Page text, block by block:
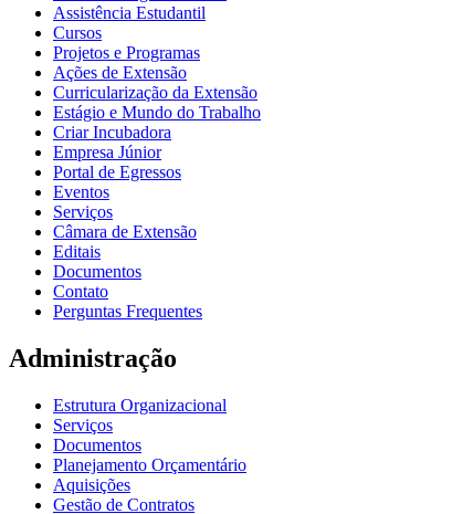
Assistência Estudantil
Cursos
Projetos e Programas
Ações de Extensão
Curricularização da Extensão
Estágio e Mundo do Trabalho
Criar Incubadora
Empresa Júnior
Portal de Egressos
Eventos
Serviços
Câmara de Extensão
Editais
Documentos
Contato
Perguntas Frequentes
Administração
Estrutura Organizacional
Serviços
Documentos
Planejamento Orçamentário
Aquisições
Gestão de Contratos